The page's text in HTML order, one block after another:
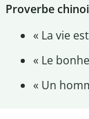
Proverbe
« La vie
« Le
« Un